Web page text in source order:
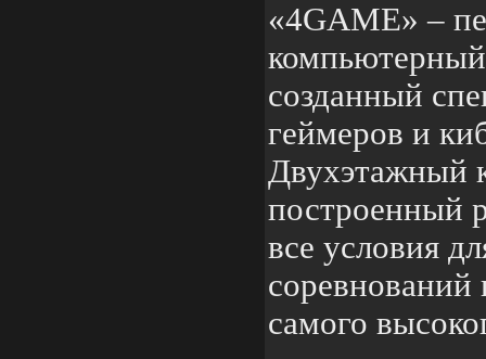
«4GAME» –
созданный
геймеров и
Двухэтажный
построенный
все условия
соревнований
самого